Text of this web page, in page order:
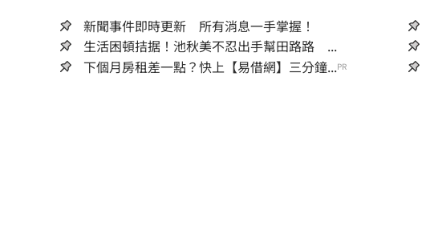
新聞事件即時更新 所有消息一手掌握！
生活困頓拮据！池秋美不忍出手幫田路路 ...
下個月房租差一點？快上【易借網】三分鐘...PR